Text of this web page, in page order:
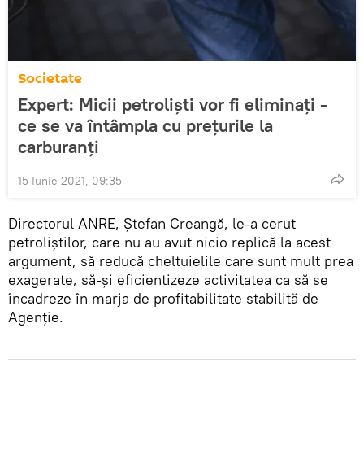
Societate
Expert: Micii petroliști vor fi eliminați -
ce se va întâmpla cu prețurile la
carburanți
15 Iunie 2021, 09:35
Directorul ANRE, Ștefan Creangă, le-a cerut
petroliștilor, care nu au avut nicio replică la acest
argument, să reducă cheltuielile care sunt mult prea
exagerate, să-și eficientizeze activitatea ca să se
încadreze în marja de profitabilitate stabilită de
Agenție.